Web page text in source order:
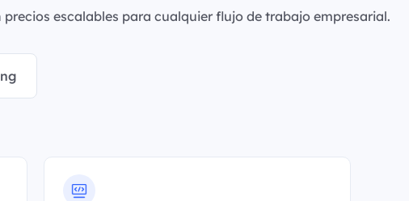
escalables para cualquier flujo de trabajo empresarial.